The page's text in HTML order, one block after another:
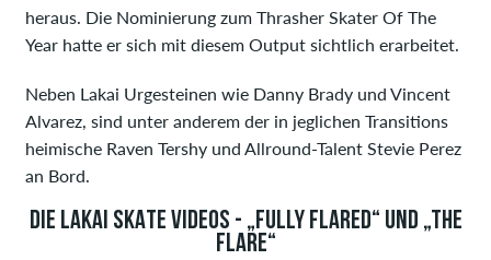
heraus. Die Nominierung zum Thrasher Skater Of The
Year hatte er sich mit diesem Output sichtlich erarbeitet.
Neben Lakai Urgesteinen wie Danny Brady und Vincent
Alvarez, sind unter anderem der in jeglichen Transitions
heimische Raven Tershy und Allround-Talent Stevie Perez
an Bord.
DIE LAKAI SKATE VIDEOS - „FULLY FLARED“ UND „THE
FLARE“